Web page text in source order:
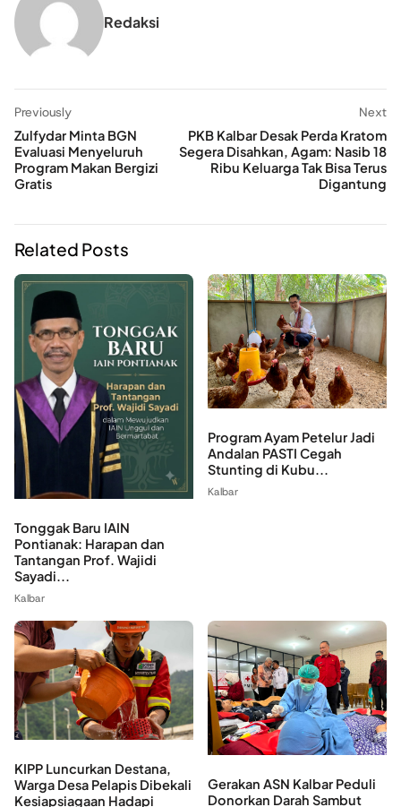
Redaksi
Previously
Zulfydar Minta BGN
Evaluasi Menyeluruh
Program Makan Bergizi
Gratis
Next
PKB Kalbar Desak Perda Kratom
Segera Disahkan, Agam: Nasib 18
Ribu Keluarga Tak Bisa Terus
Digantung
Related Posts
Tonggak Baru IAIN
Pontianak: Harapan dan
Tantangan Prof. Wajidi
Sayadi...
Kalbar
Program Ayam Petelur Jadi
Andalan PASTI Cegah
Stunting di Kubu...
Kalbar
KIPP Luncurkan Destana,
Warga Desa Pelapis Dibekali
Kesiapsiagaan Hadapi
Gerakan ASN Kalbar Peduli
Donorkan Darah Sambut